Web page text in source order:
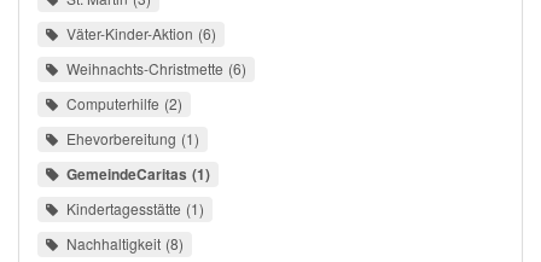
Väter-Kinder-Aktion 6
Weihnachts-Christmette 6
Computerhilfe 2
Ehevorbereitung 1
GemeindeCaritas 1
Kindertagesstätte 1
Nachhaltigkeit 8